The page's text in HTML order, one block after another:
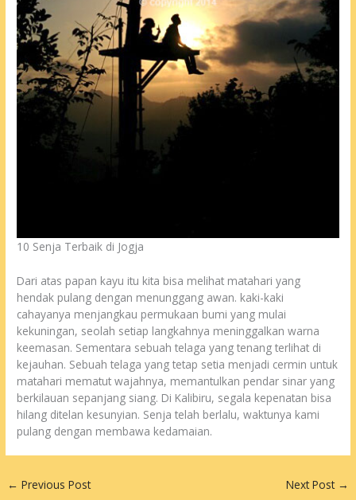
10 Senja Terbaik di Jogja
Dari atas papan kayu itu kita bisa melihat matahari yang
hendak pulang dengan menunggang awan. kaki-kaki
cahayanya menjangkau permukaan bumi yang mulai
kekuningan, seolah setiap langkahnya meninggalkan warna
keemasan. Sementara sebuah telaga yang tenang terlihat di
kejauhan. Sebuah telaga yang tetap setia menjadi cermin untuk
matahari mematut wajahnya, memantulkan pendar sinar yang
berkilauan sepanjang siang. Di Kalibiru, segala kepenatan bisa
hilang ditelan kesunyian. Senja telah berlalu, waktunya kami
pulang dengan membawa kedamaian.
← Previous Post Next Post →